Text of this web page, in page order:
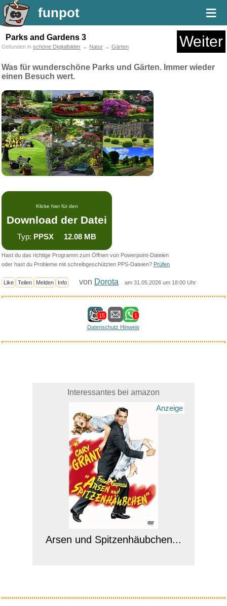
funpot ≡
Parks and Gardens 3 Weiter
Gefunden in schöne Digitalbilder → Natur → Gärten
Was für wunderschöne Parks und Gärten. Immer wieder
einen Besuch wert.
Klicke hier für den
Download der Datei
Typ: PPSX 12.08 MB
Hast du das richtige Programm zum Öffnen von Powerpoint-Dateien
oder hast du Probleme mit schreibgeschützten PPS-Dateien? Prüfen
Like Teilen Melden Info von Dorota am 31.05.2026 um 18:00 Uhr
15
1
Datenschutz Hinweis
Interessantes bei amazon
Anzeige
Arsen und Spitzenhäubchen...